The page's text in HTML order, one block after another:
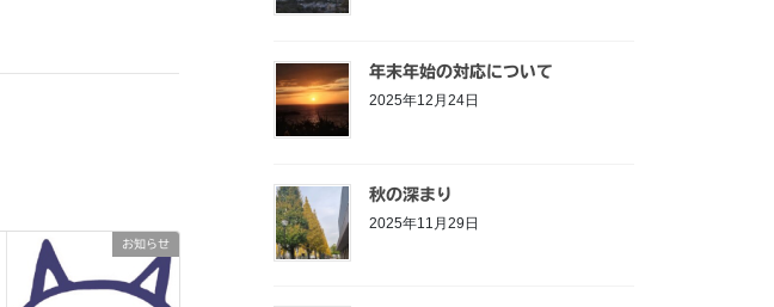
お知らせ
年末年始の対応について
2025年12月24日
秋の深まり
2025年11月29日